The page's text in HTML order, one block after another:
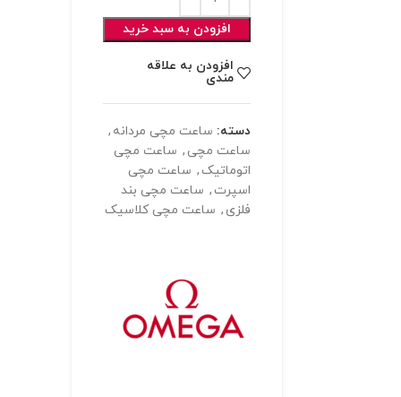
افزودن به سبد خرید
افزودن به علاقه
مندی
دسته: ساعت مچی مردانه ,
ساعت مچی , ساعت مچی
اتوماتیک , ساعت مچی
اسپرت , ساعت مچی بند
فلزی , ساعت مچی کلاسیک